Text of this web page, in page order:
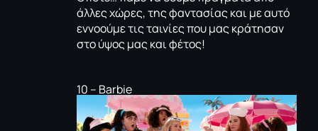
άλλες χώρες, της φαντασίας και με αυτό
εννοούμε τις ταινίες που μας κράτησαν
στο ύψος μας και φέτος!
10 – Βarbie